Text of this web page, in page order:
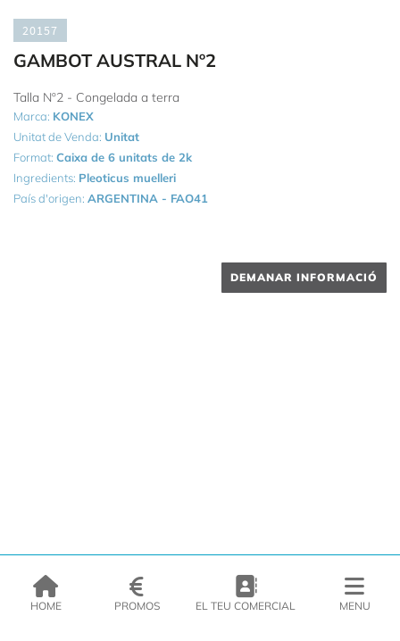
20157
GAMBOT AUSTRAL Nº2
Talla Nº2 - Congelada a terra
Marca: KONEX
Unitat de Venda: Unitat
Format: Caixa de 6 unitats de 2k
Ingredients: Pleoticus muelleri
País d'origen: ARGENTINA - FAO41
DEMANAR INFORMACIÓ
HOME PROMOS EL TEU COMERCIAL MENU